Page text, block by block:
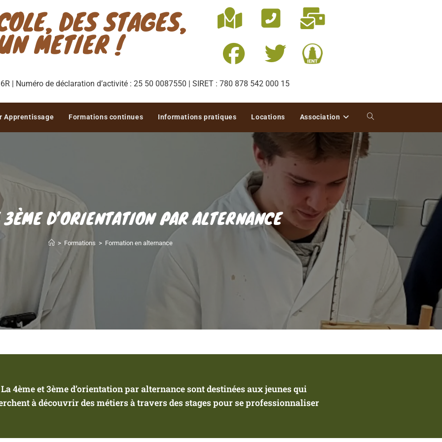
DES STAGES,
METIER !
| Numéro de déclaration d’activité : 25 50 0087550 | SIRET : 780 878 542 000 15
Apprentissage Formations continues Informations pratiques Locations Association
D’ORIENTATION PAR ALTERNANCE
> Formations > Formation en alternance
La 4ème et 3ème d’orientation par alternance sont destinées aux jeunes qui
à découvrir des métiers à travers des stages pour se professionnaliser